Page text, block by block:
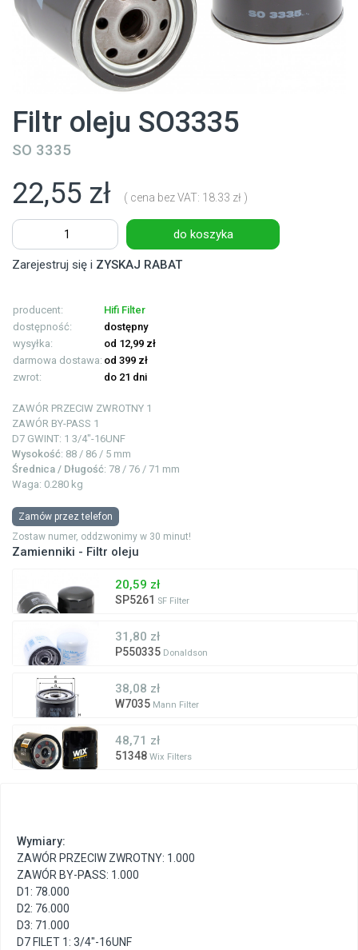
Filtr oleju SO3335
SO 3335
22,55 zł ( cena bez VAT: 18.33 zł )
do koszyka
Zarejestruj się i ZYSKAJ RABAT
producent:
Hifi Filter
dostępność:
dostępny
wysyłka:
od 12,99 zł
darmowa dostawa: od 399 zł
zwrot:
do 21 dni
ZAWÓR PRZECIW ZWROTNY 1
ZAWÓR BY-PASS 1
D7 GWINT: 1 3/4"-16UNF
Wysokość: 88 / 86 / 5 mm
Średnica / Długość: 78 / 76 / 71 mm
Waga: 0.280 kg
Zamów przez telefon
Zostaw numer, oddzwonimy w 30 minut!
Zamienniki - Filtr oleju
20,59 zł
SP5261 SF Filter
31,80 zł
P550335 Donaldson
38,08 zł
W7035 Mann Filter
48,71 zł
51348 Wix Filters
Wymiary:
ZAWÓR PRZECIW ZWROTNY: 1.000
ZAWÓR BY-PASS: 1.000
D1: 78.000
D2: 76.000
D3: 71.000
D7 FILET 1: 3/4"-16UNF